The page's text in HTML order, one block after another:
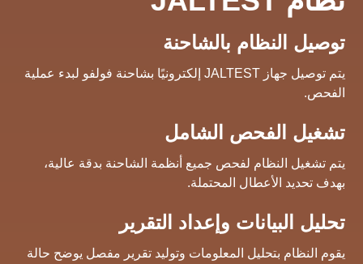
توصيل النظام بالشاحنة
يتم توصيل جهاز JALTEST إلكترونيًا بشاحنة فولفو لبدء عملية
الفحص.
تشغيل الفحص الشامل
يتم تشغيل النظام لفحص جميع أنظمة الشاحنة بدقة عالية،
بهدف تحديد الأعطال المحتملة.
تحليل البيانات وإعداد التقرير
يقوم النظام بتحليل المعلومات وتوليد تقرير مفصل يوضح حالة